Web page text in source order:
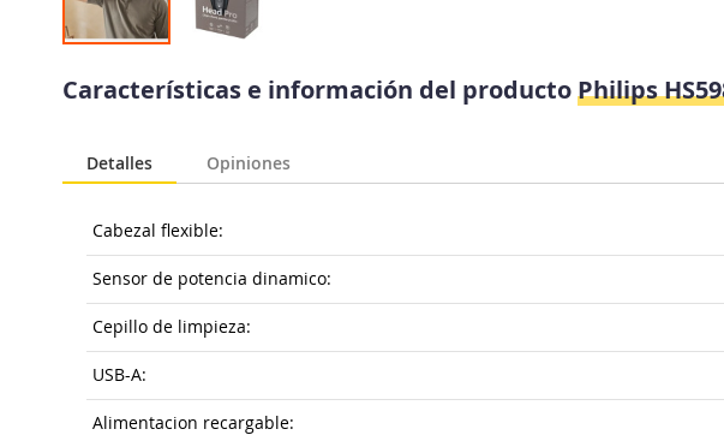
al
comienzo
galería
imágenes
Características e información del productoPhilips
Detalles
Cabezal flexible:
Sensor de potencia dinamico:
Cepillo de limpieza:
USB-A:
Alimentacion recargable:
Opiniones